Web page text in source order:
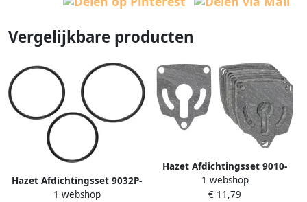
Vergelijkbare producten
Hazet Afdichtingsset 9032P-
011 3
1 webshop
Hazet Afdichtingsset 9010-
011 10
1 webshop
€ 11,79